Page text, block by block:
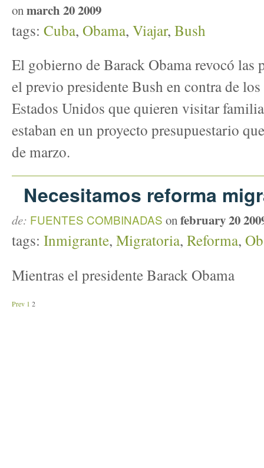
onmarch 20 2009
tags: Cuba, Obama, Viajar, Bush
El gobierno de Barack Obama revocó
el previo presidente Bush en contra de
Estados Unidos que quieren visitar
estaban en un proyecto presupuestario
de marzo.
Necesitamos reforma
de: FUENTES COMBINADAS onfebruary 20
tags: Inmigrante, Migratoria, Reforma,
Mientras el presidente Barack Obama
Prev 1 2